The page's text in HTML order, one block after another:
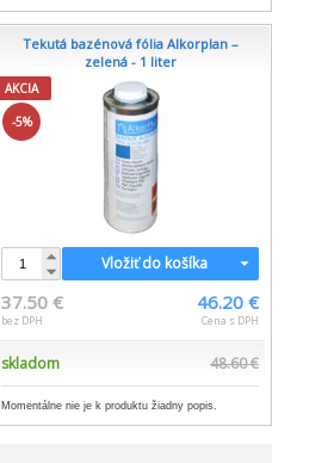
Tekutá bazénová fólia Alkorplan –
zelená - 1 liter
AKCIA
-5%
Vložiť do košíka
37.50 €
bez DPH
46.20 €
Cena s DPH
skladom 48.60 €
Momentálne nie je k produktu žiadny popis.